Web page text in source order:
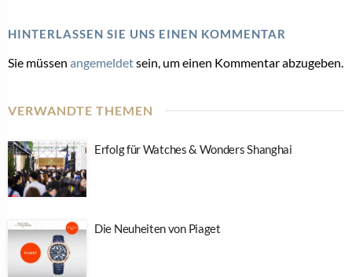
HINTERLASSEN SIE UNS EINEN KOMMENTAR
Sie müssen angemeldetsein, um einen Kommentar abzugeben.
VERWANDTE THEMEN
Erfolg für Watches & Wonders Shanghai
Die Neuheiten von Piaget